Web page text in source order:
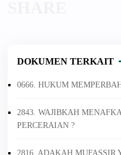
DOKUMEN TERKAIT
0666. HUKUM
2843. WAJIBKAH
PERCERAIAN ?
2816. ADAKAH MUFASSIR